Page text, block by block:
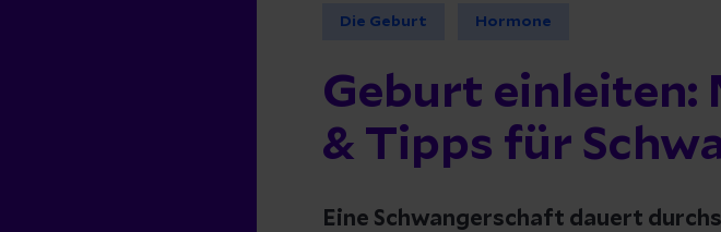
Die Geburt Hormone
Geburt einleiten:
& Tipps für
Eine Schwangerschaft dauert